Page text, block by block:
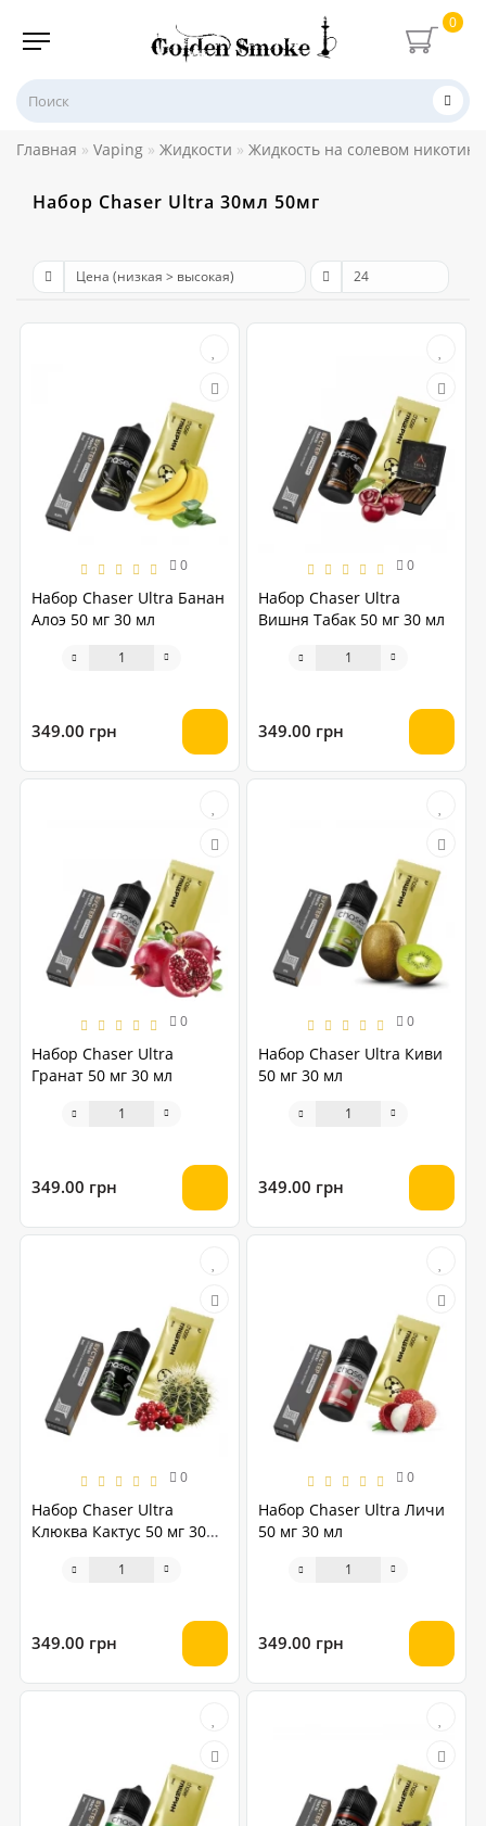
0
Главная Vaping Жидкости Жидкость на солевом
Набор Chaser Ultra 30мл 50мг
0
Набор Chaser Ultra Банан
Алоэ 50 мг 30 мл
349.00 грн
0
Набор Chaser Ultra
Вишня Табак 50 мг 30 мл
349.00 грн
0
Набор Chaser Ultra
Гранат 50 мг 30 мл
349.00 грн
0
Набор Chaser Ultra Киви
50 мг 30 мл
349.00 грн
0
Набор Chaser Ultra
Клюква Кактус 50 мг 30
349.00 грн
0
Набор Chaser Ultra Личи
50 мг 30 мл
349.00 грн